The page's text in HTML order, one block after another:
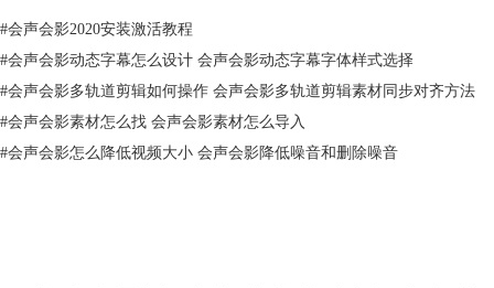
语言包。
转换后的字幕可以直接添加到时间线或字幕编辑器中，这里我们选择添加
到“时间线”。然后，点击左下角的字幕文本选项。
#会声会影2020安装激活教程
#会声会影动态字幕怎么设计 会声会影动态字幕字体样式选择
#会声会影多轨道剪辑如何操作 会声会影多轨道剪辑素材同步对齐方法
#会声会影素材怎么找 会声会影素材怎么导入
#会声会影怎么降低视频大小 会声会影降低噪音和删除噪音